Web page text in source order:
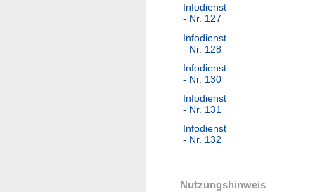
Infodienst
- Nr. 127
Infodienst
- Nr. 128
Infodienst
- Nr. 130
Infodienst
- Nr. 131
Infodienst
- Nr. 132
Nutzungshinweis